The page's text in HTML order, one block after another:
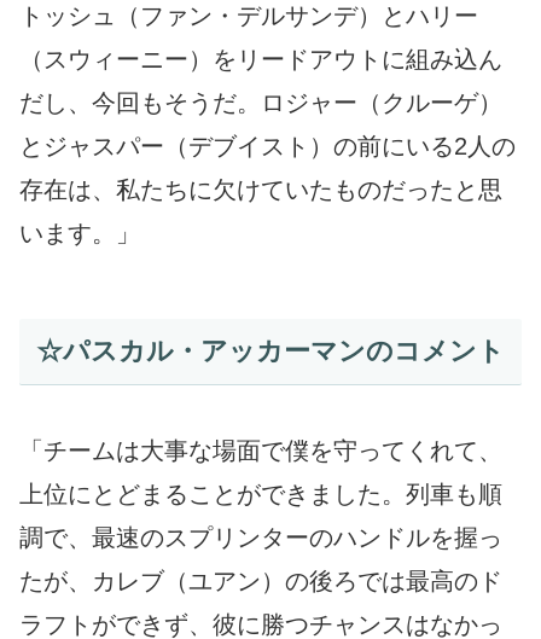
トッシュ（ファン・デルサンデ）とハリー
（スウィーニー）をリードアウトに組み込ん
だし、今回もそうだ。ロジャー（クルーゲ）
とジャスパー（デブイスト）の前にいる2人の
存在は、私たちに欠けていたものだったと思
います。」
☆パスカル・アッカーマンのコメント
「チームは大事な場面で僕を守ってくれて、
上位にとどまることができました。列車も順
調で、最速のスプリンターのハンドルを握っ
たが、カレブ（ユアン）の後ろでは最高のド
ラフトができず、彼に勝つチャンスはなかっ